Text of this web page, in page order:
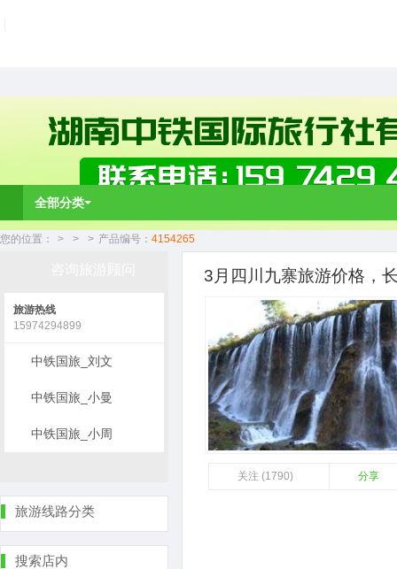
全部分类
您的位置： > > > 产品编号： 4154265
3月四川九寨旅游价格，
关注 (1790) 分享
旅游热线
15974294899
中铁国旅_刘文
中铁国旅_小曼
中铁国旅_小周
旅游线路分类
搜索店内